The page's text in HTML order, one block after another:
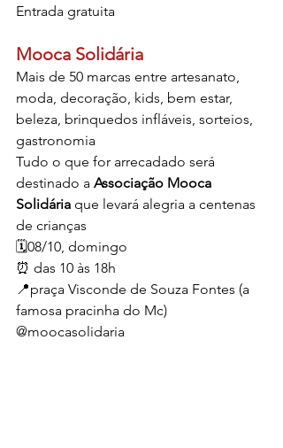
Entrada gratuita
Mooca Solidária
Mais de 50 marcas entre artesanato,
moda, decoração, kids, bem estar,
beleza, brinquedos infláveis, sorteios,
gastronomia
Tudo o que for arrecadado será
destinado a Associação Mooca
Solidária que levará alegria a centenas
de crianças
🗓️08/10, domingo
⏰ das 10 às 18h
📍praça Visconde de Souza Fontes (a
famosa pracinha do Mc)
@moocasolidaria